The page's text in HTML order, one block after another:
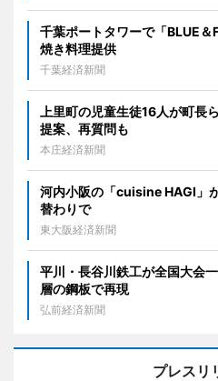
千葉ポートタワーで「BLUE
焼き料理提供
千葉経済新聞
上里町の児童生徒16人が町
提案、再質問も
本庄経済新聞
河内小阪の「cuisine HAGI」
替わりで
東大阪経済新聞
平川・長谷川鉄工が全国大会
層の鋼板で再現
弘前経済新聞
プレスリ